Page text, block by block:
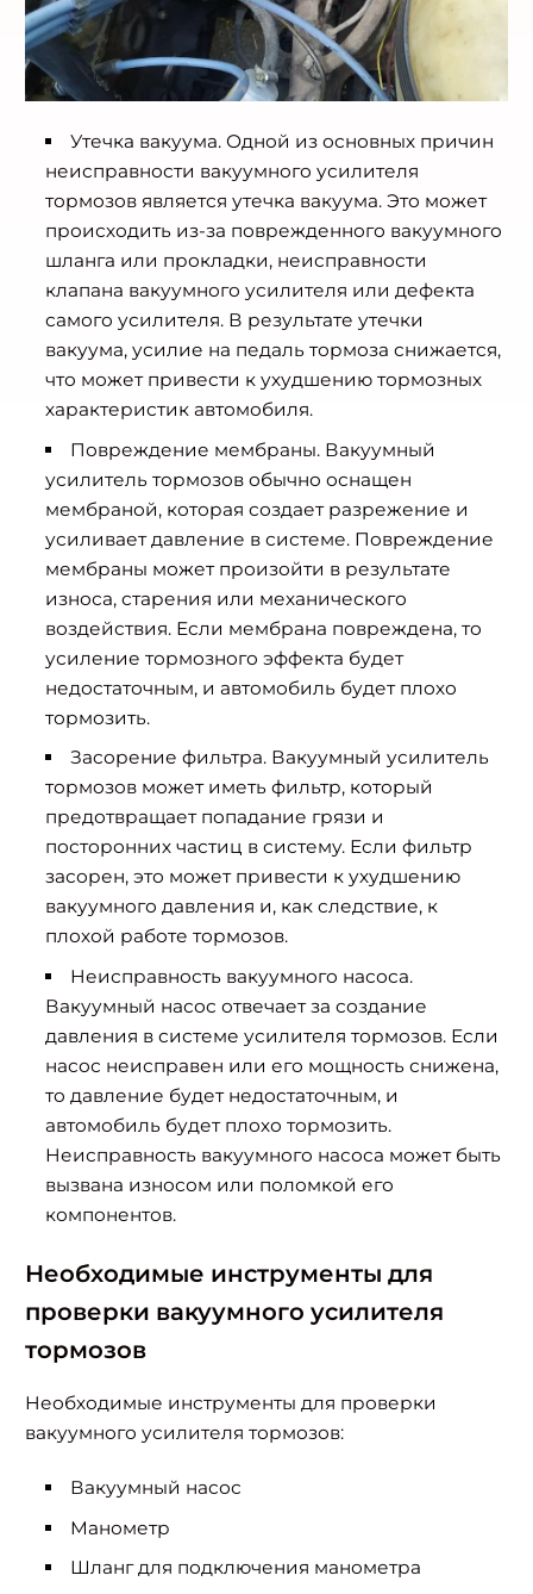
Утечка вакуума. Одной из основных причин
неисправности вакуумного усилителя
тормозов является утечка вакуума. Это может
происходить из-за поврежденного вакуумного
шланга или прокладки, неисправности
клапана вакуумного усилителя или дефекта
самого усилителя. В результате утечки
вакуума, усилие на педаль тормоза снижается,
что может привести к ухудшению тормозных
характеристик автомобиля.
Повреждение мембраны. Вакуумный
усилитель тормозов обычно оснащен
мембраной, которая создает разрежение и
усиливает давление в системе. Повреждение
мембраны может произойти в результате
износа, старения или механического
воздействия. Если мембрана повреждена, то
усиление тормозного эффекта будет
недостаточным, и автомобиль будет плохо
тормозить.
Засорение фильтра. Вакуумный усилитель
тормозов может иметь фильтр, который
предотвращает попадание грязи и
посторонних частиц в систему. Если фильтр
засорен, это может привести к ухудшению
вакуумного давления и, как следствие, к
плохой работе тормозов.
Неисправность вакуумного насоса.
Вакуумный насос отвечает за создание
давления в системе усилителя тормозов. Если
насос неисправен или его мощность снижена,
то давление будет недостаточным, и
автомобиль будет плохо тормозить.
Неисправность вакуумного насоса может быть
вызвана износом или поломкой его
компонентов.
Необходимые инструменты для
проверки вакуумного усилителя
тормозов
Необходимые инструменты для проверки
вакуумного усилителя тормозов:
Вакуумный насос
Манометр
Шланг для подключения манометра